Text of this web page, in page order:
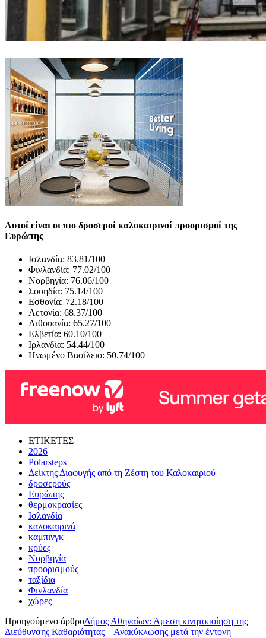
Αυτοί είναι οι πιο δροσεροί καλοκαιρινοί προορισμοί της
Ευρώπης
Ισλανδία: 83.81/100
Φινλανδία: 77.02/100
Νορβηγία: 76.06/100
Σουηδία: 75.14/100
Εσθονία: 72.18/100
Λετονία: 68.37/100
Λιθουανία: 65.27/100
Ελβετία: 60.10/100
Ιρλανδία: 54.44/100
Ηνωμένο Βασίλειο: 50.74/100
ΕΤΙΚΕΤΕΣ
2026
Polarsteps
Δείκτης Διαφυγής από τη Ζέστη του Καλοκαιριού
δροσερούς
Ευρώπης
θερμοκρασίες
Ισλανδία
καλοκαιρινά
καμπινγκ
κρύες
Νορβηγία
προορισμούς
ταξίδια
Φινλανδία
χώρες
Προηγούμενο άρθροΔήμος Αθηναίων: Άμεση κινητοποίηση της
Διεύθυνσης Καθαριότητας – Ανακύκλωσης μετά την έντονη